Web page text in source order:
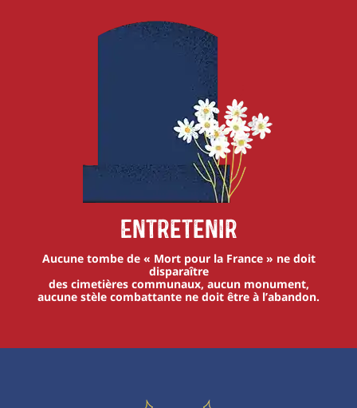
Entretenir
Aucune tombe de « Mort pour la France » ne doit
disparaître
des cimetières communaux, aucun monument,
aucune stèle combattante ne doit être à l’abandon.